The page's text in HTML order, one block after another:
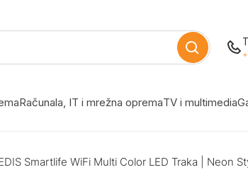
Računala, IT i mrežna opremaTV i multimedia
Smartlife WiFi Multi Color LED Traka | Neon